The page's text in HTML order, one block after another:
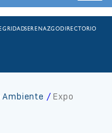
SERENAZGODIRECTORIO
Ambiente
Expo